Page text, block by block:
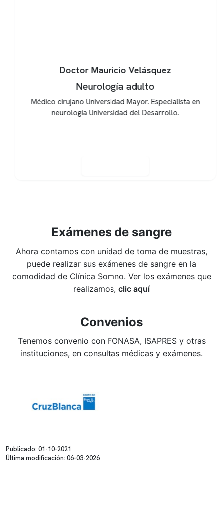
Doctor Mauricio Velásquez
Neurología adulto
Médico cirujano Universidad Mayor. Especialista en
neurología Universidad del Desarrollo.
Exámenes de sangre
Ahora contamos con unidad de toma de muestras,
puede realizar sus exámenes de sangre en la
comodidad de Clínica Somno. Ver los exámenes que
realizamos, clic aquí
Convenios
Tenemos convenio con FONASA, ISAPRES y otras
instituciones, en consultas médicas y exámenes.
Publicado: 01-10-2021
Última modificación: 06-03-2026